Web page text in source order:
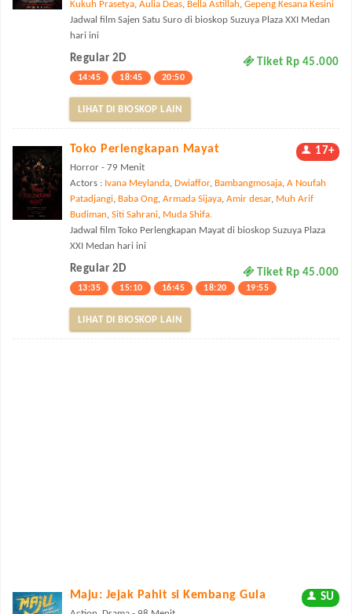
Kukuh Prasetya, Aulia Deas, Bella Astillah, Gepeng Kesana Kesini
Jadwal film Sajen Satu Suro di bioskop Suzuya Plaza XXI Medan
hari ini
Regular 2D Tiket Rp 45.000
14:45 18:45 20:50
LIHAT DI BIOSKOP LAIN
Toko Perlengkapan Mayat 17+
Horror - 79 Menit
Actors : Ivana Meylanda, Dwiaffor, Bambangmosaja, A Noufah
Patadjangi, Baba Ong, Armada Sijaya, Amir desar, Muh Arif
Budiman, Siti Sahrani, Muda Shifa.
Jadwal film Toko Perlengkapan Mayat di bioskop Suzuya Plaza
XXI Medan hari ini
Regular 2D Tiket Rp 45.000
13:35 15:10 16:45 18:20 19:55
LIHAT DI BIOSKOP LAIN
Maju: Jejak Pahit si Kembang Gula SU